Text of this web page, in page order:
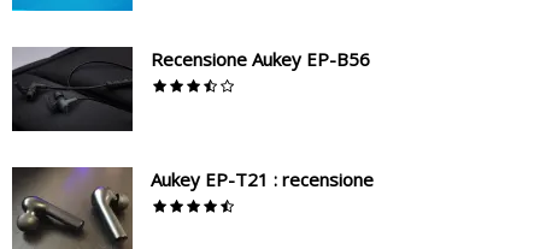
Recensione Aukey EP-B56
Aukey EP-T21 : recensione